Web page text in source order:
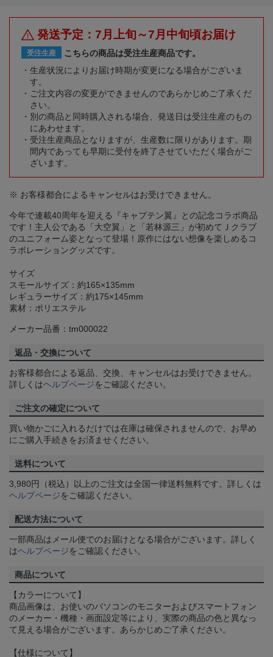
発送予定：7月上旬～7月中旬頃お届け
受注生産
こちらの商品は受注生産商品です。
生産状況によりお届け時期が変更になる場合がございま
す。
ご注文内容の変更ができませんのであらかじめご了承くだ
さい。
別の商品と同時購入される場合、発送日は受注生産のもの
にあわせます。
受注生産商品となりますが、生産数に限りがあります。期
間内であっても早期に受付を終了させていただく場合がご
ざいます。
※ お客様都合によるキャンセルはお受けできません。
今年で連載40周年を迎える『キャプテン翼』との記念コラボ商品
です！主人公である「大空翼」と「若林源三」が初めてＪクラブ
のユニフォーム姿となって登場！原作にはない想像を楽しめるコ
ラボレーショングッズです。
サイズ
スモールサイズ：約165×135mm
レギュラーサイズ：約175×145mm
素材：ポリエステル
メーカー品番：tm000022
返品・交換について
お客様都合による返品、交換、キャンセルはお受けできません。
詳しくはヘルプページをご確認ください。
ご注文の確定について
買い物かごに入れるだけでは在庫は確保されませんので、お早め
にご購入手続きをお済ませください。
送料について
3,980円（税込）以上のご注文は全国一律送料無料です。詳しくは
ヘルプページをご確認ください。
配送方法について
一部商品はメール便でのお届けとなる場合がございます。詳しく
はヘルプページをご確認ください。
商品について
【カラーについて】
商品画像は、お使いのパソコンのモニターおよびスマートフォン
のメーカー・機種・画面設定等により、実際の商品の色と異なっ
て見える場合がございます。あらかじめご了承ください。
【仕様について】